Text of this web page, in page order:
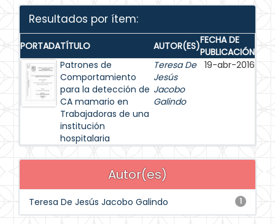
Resultados por ítem:
PORTADATÍTULO AUTOR(ES)FECHA DE
PUBLICACIÓN
Patrones de
Comportamiento
para la detección de
CA mamario en
Trabajadoras de una
institución
hospitalaria
Teresa De
Jesús
Jacobo
Galindo
19-abr-2016
Autor(es)
1
Teresa De Jesús Jacobo Galindo